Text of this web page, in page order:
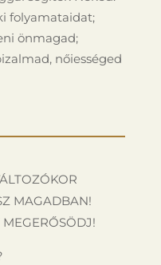
folyamataidat;
önmagad;
nőiességed
MAGADBAN!